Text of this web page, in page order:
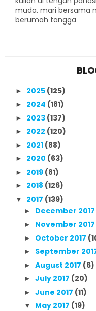
muda. mari bersama
berumah tangga
► 2025 (125)
► 2024 (181)
► 2023 (137)
► 2022 (120)
► 2021 (88)
► 2020 (63)
► 2019 (81)
► 2018 (126)
▼ 2017 (139)
► December 2017
► November 2017
► October 2017
► September
► August 2017 (6)
► July 2017 (20)
► June 2017 (11)
▼ May 2017 (19)